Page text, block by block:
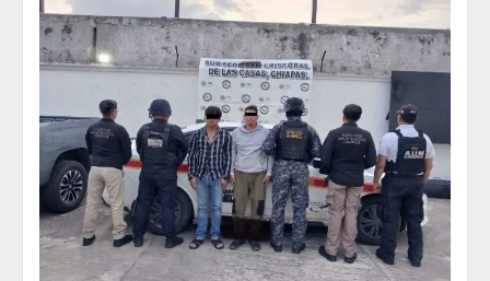
Juventudes de San Cristóbal construyen propuestas para un
festival con enfoque en salud mental, inclusión y talento
2026-07-31
Eduardo Ramírez impulsa infraestructura educativa y programas
para el bienestar de Huixtla y Frontera Hidalgo
2026-07-31
NEI inicia cadena de cambios entre exigencias de
transparencia y más espacios
2026-07-31
Juventudes de San Cristóbal construyen propuestas para un
festival con enfoque en salud mental, inclusión y talento
2026-07-31
Eduardo Ramírez impulsa infraestructura educativa y programas
para el bienestar de Huixtla y Frontera Hidalgo
2026-07-31
NEI inicia cadena de cambios entre exigencias de
transparencia y más espacios